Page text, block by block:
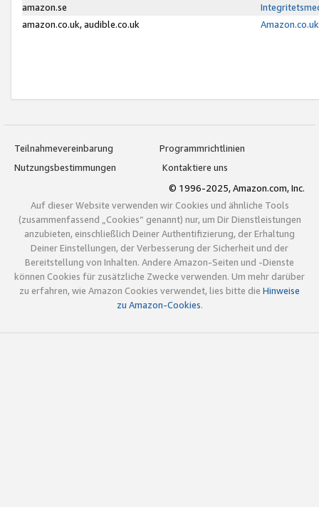
amazon.se
amazon.co.uk, audible.co.uk
Teilnahmevereinbarung
Programmrichtlinien
Nutzungsbestimmungen
Kontaktiere uns
© 1996-2025, Amazon.com, Inc.
Auf dieser Website verwenden wir Cookies und ähnliche Tools
(zusammenfassend „Cookies“ genannt) nur, um Dir Dienstleistungen
anzubieten, einschließlich Deiner Authentifizierung, der Erhaltung
Deiner Einstellungen, der Verbesserung der Sicherheit und der
Bereitstellung von Inhalten. Andere Amazon-Seiten und -Dienste
können Cookies für zusätzliche Zwecke verwenden. Um mehr darüber
zu erfahren, wie Amazon Cookies verwendet, lies bitte die Hinweise
zu Amazon-Cookies.